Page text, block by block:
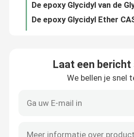
Contacteer ons
Alkyl Glycidyl Ether
Alifatische Glycidyl Ether
De Ether van glycoldiglycidyl
Laat een
We bellen je snel